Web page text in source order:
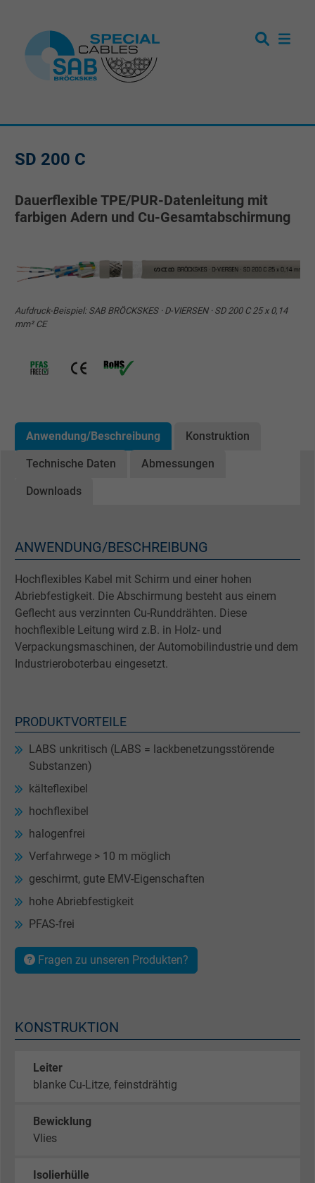
SD 200 C
Dauerflexible TPE/PUR-Datenleitung mit
farbigen Adern und Cu-Gesamtabschirmung
Aufdruck-Beispiel: SAB BRÖCKSKES · D-VIERSEN · SD 200 C 25 x 0,14
mm² CE
Anwendung/Beschreibung Konstruktion
Technische Daten Abmessungen
Downloads
ANWENDUNG/BESCHREIBUNG
Hochflexibles Kabel mit Schirm und einer hohen
Abriebfestigkeit. Die Abschirmung besteht aus einem
Geflecht aus verzinnten Cu-Runddrähten. Diese
hochflexible Leitung wird z.B. in Holz- und
Verpackungsmaschinen, der Automobilindustrie und dem
Industrieroboterbau eingesetzt.
PRODUKTVORTEILE
LABS unkritisch (LABS = lackbenetzungsstörende
Substanzen)
kälteflexibel
hochflexibel
halogenfrei
Verfahrwege > 10 m möglich
geschirmt, gute EMV-Eigenschaften
hohe Abriebfestigkeit
PFAS-frei
Fragen zu unseren Produkten?
KONSTRUKTION
Leiter
blanke Cu-Litze, feinstdrähtig
Bewicklung
Vlies
Isolierhülle